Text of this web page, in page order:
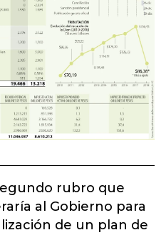
rubro que
al Gobierno para
de un plan de